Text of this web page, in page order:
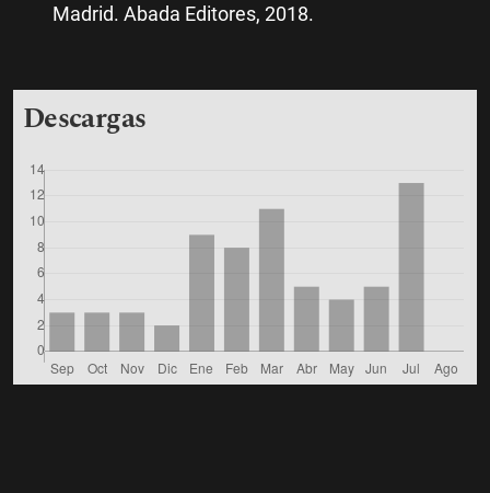
Madrid. Abada Editores, 2018.
Descargas